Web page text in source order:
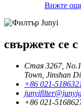
Вижте
свържете се с
Стая 3267,
Town, Jinshan
+86 021-
+86 021-